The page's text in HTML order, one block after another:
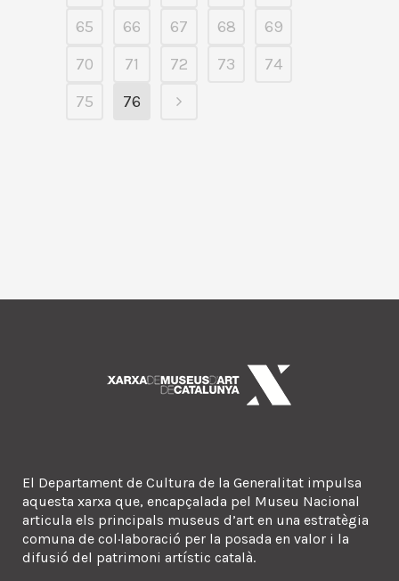
65
66 67 68
69
70
71 72 73
74
75
76
El Departament de Cultura de la Generalitat impulsa
aquesta xarxa que, encapçalada pel Museu Nacional
articula els principals museus d’art en una estratègia
comuna de col·laboració per la posada en valor i la
difusió del patrimoni artístic català.